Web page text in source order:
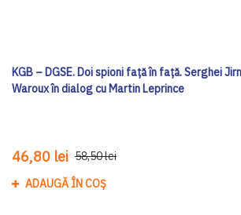
KGB – DGSE. Doi spioni față în față. Serghei
Waroux în dialog cu Martin Leprince
46,80 lei 58,50 lei
ADAUGĂ ÎN COȘ